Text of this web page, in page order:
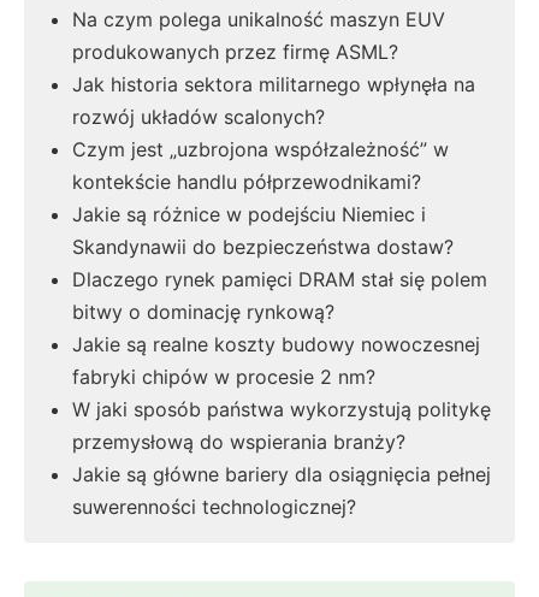
Na czym polega unikalność maszyn EUV
produkowanych przez firmę ASML?
Jak historia sektora militarnego wpłynęła na
rozwój układów scalonych?
Czym jest „uzbrojona współzależność” w
kontekście handlu półprzewodnikami?
Jakie są różnice w podejściu Niemiec i
Skandynawii do bezpieczeństwa dostaw?
Dlaczego rynek pamięci DRAM stał się polem
bitwy o dominację rynkową?
Jakie są realne koszty budowy nowoczesnej
fabryki chipów w procesie 2 nm?
W jaki sposób państwa wykorzystują politykę
przemysłową do wspierania branży?
Jakie są główne bariery dla osiągnięcia pełnej
suwerenności technologicznej?